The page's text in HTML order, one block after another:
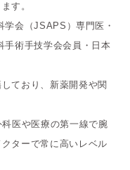
す。
学会（JSAPS）専門医・
手術手技学会会員・日本
ており、新薬開発や関
医や医療の第一線で腕
ターで常に高いレベル